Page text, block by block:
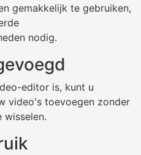
gemakkelijk te gebruiken,
nodig.
editor is, kunt u
video's toevoegen zonder